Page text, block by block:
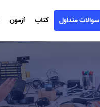
سوالات متداول کتاب آزمون